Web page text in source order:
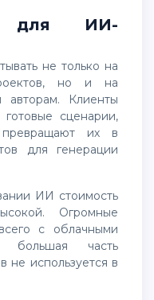
для ИИ-
но и на
Клиенты
готовые сценарии,
превращают их в
для генерации
Огромные
с облачными
большая часть
не используется в